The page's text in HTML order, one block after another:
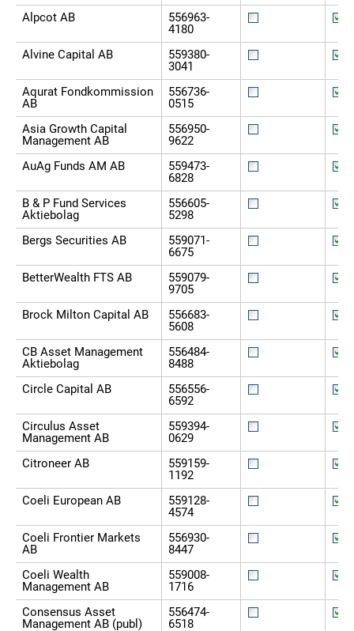
Alpcot AB
556963-
4180
Alvine Capital AB
559380-
3041
Aqurat Fondkommission
AB
556736-
0515
Asia Growth Capital
Management AB
556950-
9622
AuAg Funds AM AB
559473-
6828
B & P Fund Services
Aktiebolag
556605-
5298
Bergs Securities AB
559071-
6675
BetterWealth FTS AB
559079-
9705
Brock Milton Capital AB
556683-
5608
CB Asset Management
Aktiebolag
556484-
8488
Circle Capital AB
556556-
6592
Circulus Asset
Management AB
559394-
0629
Citroneer AB
559159-
1192
Coeli European AB
559128-
4574
Coeli Frontier Markets
AB
556930-
8447
Coeli Wealth
Management AB
559008-
1716
Consensus Asset
Management AB (publ)
556474-
6518